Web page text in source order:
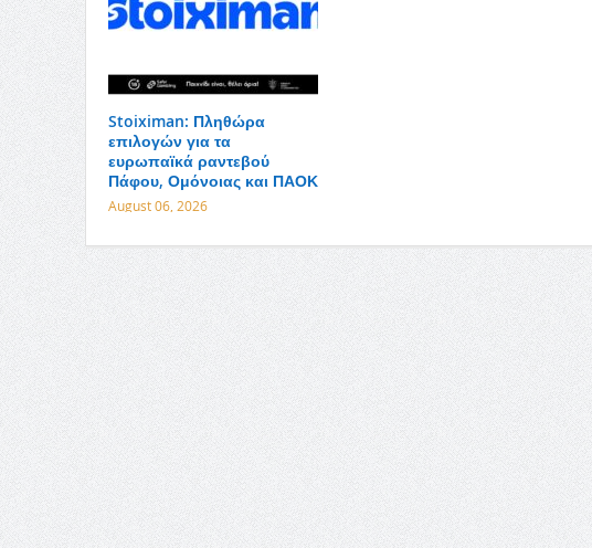
Stoiximan: Πληθώρα
επιλογών για τα
ευρωπαϊκά ραντεβού
Πάφου, Ομόνοιας και ΠΑΟΚ
August 06, 2026